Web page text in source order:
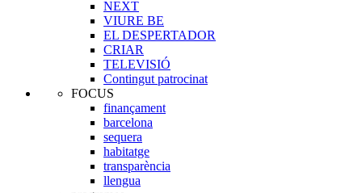
NEXT
VIURE BE
EL DESPERTADOR
CRIAR
TELEVISIÓ
Contingut patrocinat
FOCUS
finançament
barcelona
sequera
habitatge
transparència
llengua